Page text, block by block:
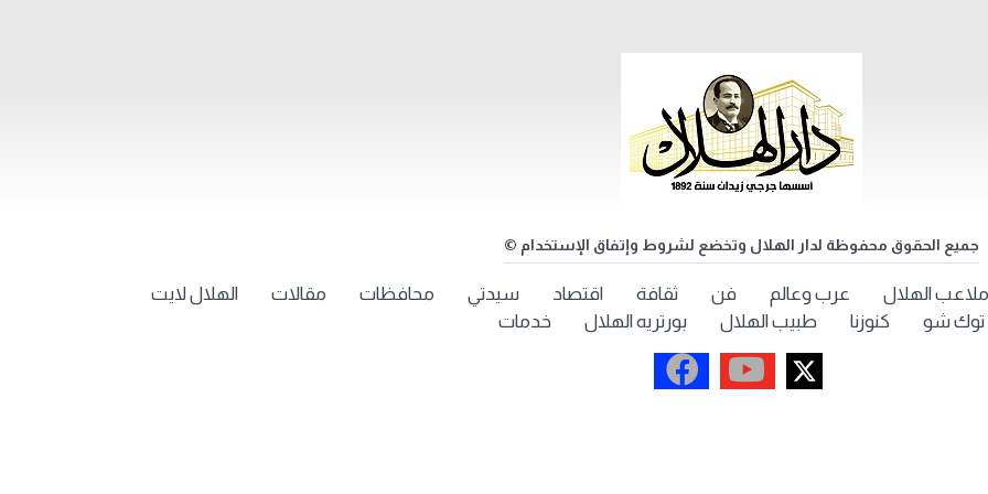
جميع الحقوق محفوظة لدار الهلال وتخضع لشروط وإتفاق الإستخدام ©
ملاعب الهلال عرب وعالم فن ثقافة اقتصاد سيدتي محافظات مقالات
الهلال لايت
توك شو
كنوزنا طبيب الهلال بورتريه الهلال خدمات